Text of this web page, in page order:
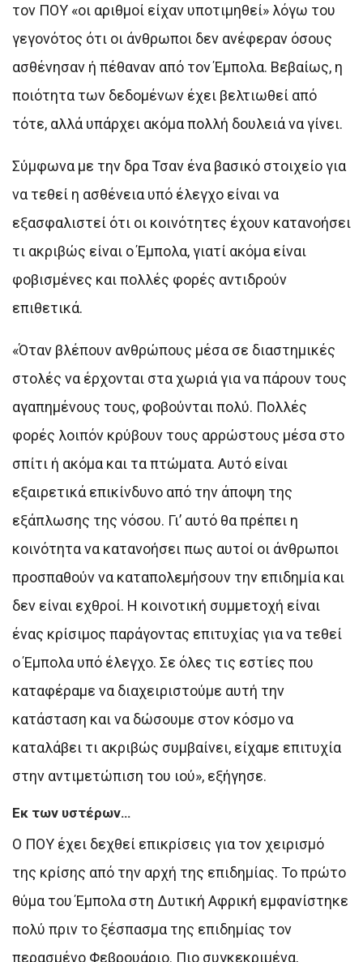
τον ΠΟΥ «οι αριθμοί είχαν υποτιμηθεί» λόγω του
γεγονότος ότι οι άνθρωποι δεν ανέφεραν όσους
ασθένησαν ή πέθαναν από τον Έμπολα. Βεβαίως, η
ποιότητα των δεδομένων έχει βελτιωθεί από
τότε, αλλά υπάρχει ακόμα πολλή δουλειά να γίνει.
Σύμφωνα με την δρα Τσαν ένα βασικό στοιχείο για
να τεθεί η ασθένεια υπό έλεγχο είναι να
εξασφαλιστεί ότι οι κοινότητες έχουν κατανοήσει
τι ακριβώς είναι ο Έμπολα, γιατί ακόμα είναι
φοβισμένες και πολλές φορές αντιδρούν
επιθετικά.
«Όταν βλέπουν ανθρώπους μέσα σε διαστημικές
στολές να έρχονται στα χωριά για να πάρουν τους
αγαπημένους τους, φοβούνται πολύ. Πολλές
φορές λοιπόν κρύβουν τους αρρώστους μέσα στο
σπίτι ή ακόμα και τα πτώματα. Αυτό είναι
εξαιρετικά επικίνδυνο από την άποψη της
εξάπλωσης της νόσου. Γι’ αυτό θα πρέπει η
κοινότητα να κατανοήσει πως αυτοί οι άνθρωποι
προσπαθούν να καταπολεμήσουν την επιδημία και
δεν είναι εχθροί. Η κοινοτική συμμετοχή είναι
ένας κρίσιμος παράγοντας επιτυχίας για να τεθεί
ο Έμπολα υπό έλεγχο. Σε όλες τις εστίες που
καταφέραμε να διαχειριστούμε αυτή την
κατάσταση και να δώσουμε στον κόσμο να
καταλάβει τι ακριβώς συμβαίνει, είχαμε επιτυχία
στην αντιμετώπιση του ιού», εξήγησε.
Εκ των υστέρων…
Ο ΠΟΥ έχει δεχθεί επικρίσεις για τον χειρισμό
της κρίσης από την αρχή της επιδημίας. Το πρώτο
θύμα του Έμπολα στη Δυτική Αφρική εμφανίστηκε
πολύ πριν το ξέσπασμα της επιδημίας τον
περασμένο Φεβρουάριο. Πιο συγκεκριμένα,